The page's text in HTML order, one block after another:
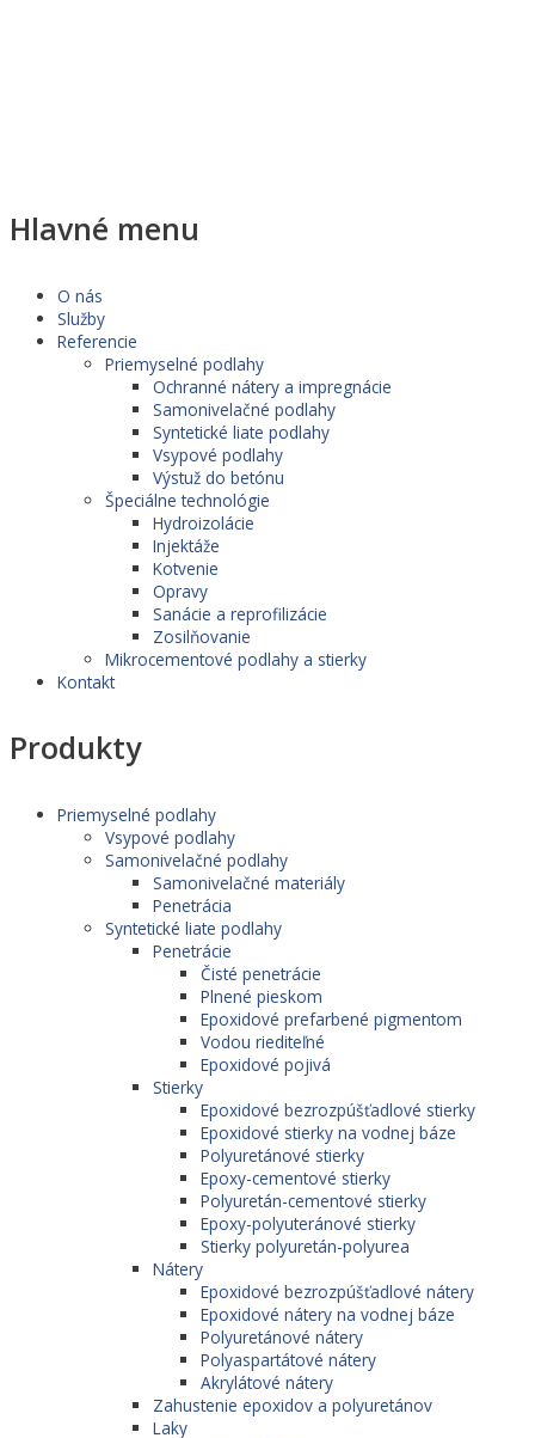
Hlavné menu
O nás
Služby
Referencie
Priemyselné podlahy
Ochranné nátery a impregnácie
Samonivelačné podlahy
Syntetické liate podlahy
Vsypové podlahy
Výstuž do betónu
Špeciálne technológie
Hydroizolácie
Injektáže
Kotvenie
Opravy
Sanácie a reprofilizácie
Zosilňovanie
Mikrocementové podlahy a stierky
Kontakt
Produkty
Priemyselné podlahy
Vsypové podlahy
Samonivelačné podlahy
Samonivelačné materiály
Penetrácia
Syntetické liate podlahy
Penetrácie
Čisté penetrácie
Plnené pieskom
Epoxidové prefarbené pigmentom
Vodou riediteľné
Epoxidové pojivá
Stierky
Epoxidové bezrozpúšťadlové stierky
Epoxidové stierky na vodnej báze
Polyuretánové stierky
Epoxy-cementové stierky
Polyuretán-cementové stierky
Epoxy-polyuteránové stierky
Stierky polyuretán-polyurea
Nátery
Epoxidové bezrozpúšťadlové nátery
Epoxidové nátery na vodnej báze
Polyuretánové nátery
Polyaspartátové nátery
Akrylátové nátery
Zahustenie epoxidov a polyuretánov
Laky